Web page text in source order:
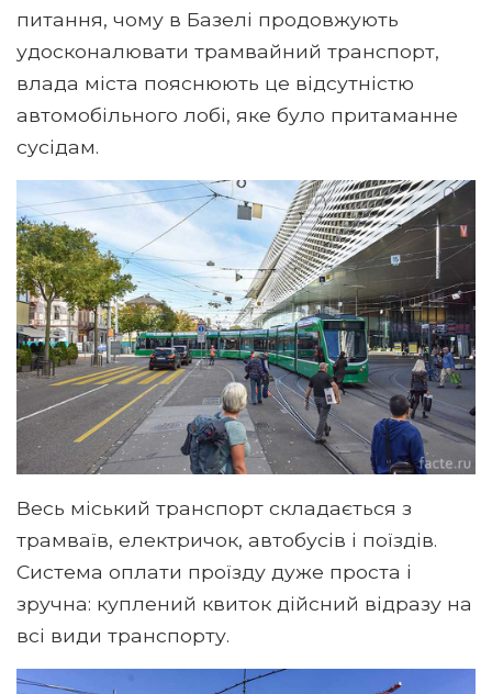
питання, чому в Базелі продовжують
удосконалювати трамвайний транспорт,
влада міста пояснюють це відсутністю
автомобільного лобі, яке було притаманне
сусідам.
Весь міський транспорт складається з
трамваїв, електричок, автобусів і поїздів.
Система оплати проїзду дуже проста і
зручна: куплений квиток дійсний відразу на
всі види транспорту.